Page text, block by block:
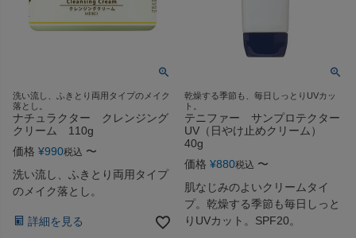
洗い流し、ふきとり両用タイプのメイク
落とし。
ナチュラクター クレンジング
クリーム 110g
価格 ¥990税込 〜
洗い流し、ふきとり両用タイプ
のメイク落とし。
詳細を見る
乾燥する季節も、毎日しっとりUVカッ
ト。
テニファー サンプロテクター
UV（日やけ止めクリーム）
40g
価格 ¥880税込 〜
肌なじみのよいクリームタイ
プ。乾燥する季節も毎日しっと
りUVカット。SPF20。